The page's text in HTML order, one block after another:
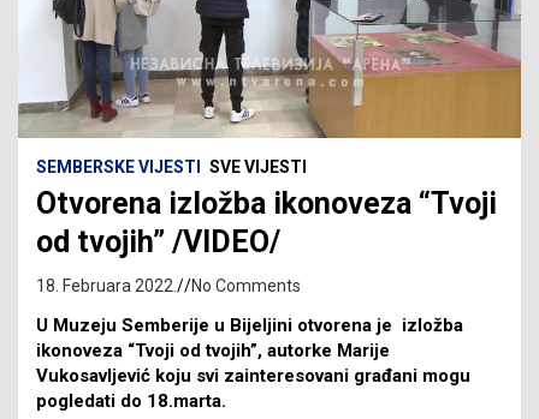
SEMBERSKE VIJESTI SVE VIJESTI
Otvorena izložba ikonoveza “Tvoji
od tvojih” /VIDEO/
18. Februara 2022. No Comments
U Muzeju Semberije u Bijeljini otvorena je izložba
ikonoveza “Tvoji od tvojih”, autorke Marije
Vukosavljević koju svi zainteresovani građani mogu
pogledati do 18.marta.